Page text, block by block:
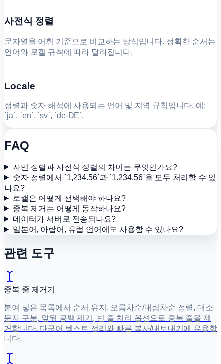
사전식 정렬
문자열을 어휘 기준으로 비교하는 방식입니다. 정확한 순서는
언어와 로캘 규칙에 따라 달라집니다.
Locale
정렬과 숫자 해석에 사용되는 언어 및 지역 규칙입니다. 예:
`ja`, `en`, `sv`, `de-DE`.
FAQ
자연 정렬과 사전식 정렬의 차이는 무엇인가요?
숫자 정렬에서 `1,234.56`과 `1.234,56`을 모두 처리할 수 있
나요?
로캘은 어떻게 선택해야 하나요?
중복 제거는 어떻게 동작하나요?
데이터가 서버로 전송되나요?
일본어, 아랍어, 유럽 언어에도 사용할 수 있나요?
관련 도구
중복 줄 제거기
붙여 넣은 목록에서 순서 유지, 오름차순/내림차순 정렬, 대소
문자 구분, 앞뒤 공백 제거, 빈 줄 처리 옵션으로 중복 줄을 제
거합니다. 다국어 텍스트 정리와 빠른 복사/내보내기에 유용합
니다.